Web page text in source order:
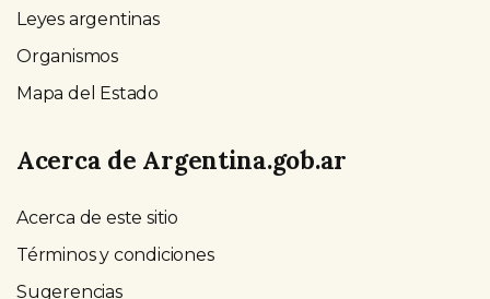
Leyes argentinas
Organismos
Mapa del Estado
Acerca de Argentina.gob.ar
Acerca de este sitio
Términos y condiciones
Sugerencias